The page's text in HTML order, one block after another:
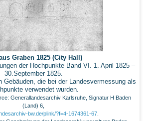
Graben 1825 (City Hall)
der Hochpunkte Band VI. 1. April 1825 –
30.September 1825.
Gebäuden, die bei der Landesvermessung als
verwendet wurden.
Generallandesarchiv Karlsruhe, Signatur H Baden
(Land) 6,
bw.de/plink/?f=4-1674361-67.